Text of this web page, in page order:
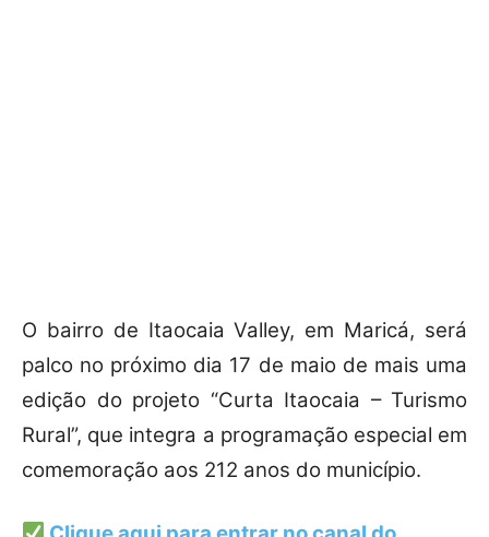
O bairro de Itaocaia Valley, em Maricá, será
palco no próximo dia 17 de maio de mais uma
edição do projeto “Curta Itaocaia – Turismo
Rural”, que integra a programação especial em
comemoração aos 212 anos do município.